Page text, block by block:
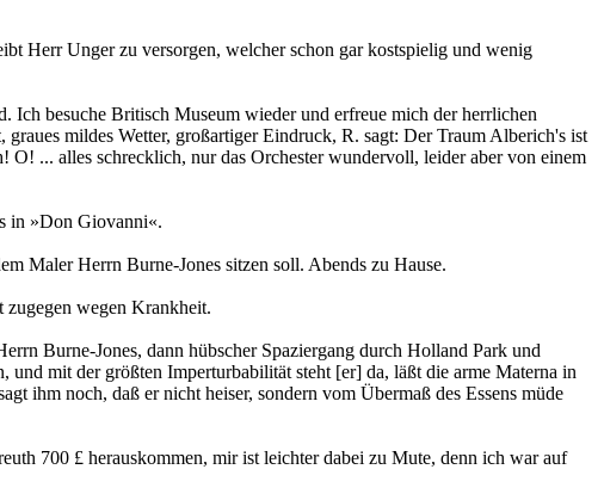
Herr Unger zu versorgen, welcher schon gar kostspielig und wenig
besuche Britisch Museum wieder und erfreue mich der herrlichen
mildes Wetter, großartiger Eindruck, R. sagt: Der Traum Alberich's ist
... alles schrecklich, nur das Orchester wundervoll, leider aber von einem
in »Don Giovanni«.
Maler Herrn Burne-Jones sitzen soll. Abends zu Hause.
wegen Krankheit.
Burne-Jones, dann hübscher Spaziergang durch Holland Park und
mit der größten Imperturbabilität steht [er] da, läßt die arme Materna in
ihm noch, daß er nicht heiser, sondern vom Übermaß des Essens müde
700 £ herauskommen, mir ist leichter dabei zu Mute, denn ich war auf